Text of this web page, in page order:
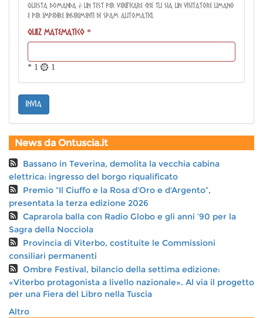
Questa domanda è un test per verificare che tu sia un visitatore umano
e per impedire inserimenti di spam automatici.
Quiz matematico *
* 1 = 1
invia
News da Ontuscia.it
Bassano in Teverina, demolita la vecchia cabina
elettrica: ingresso del borgo riqualificato
Premio “Il Ciuffo e la Rosa d’Oro e d’Argento”,
presentata la terza edizione 2026
Caprarola balla con Radio Globo e gli anni ’90 per la
Sagra della Nocciola
Provincia di Viterbo, costituite le Commissioni
consiliari permanenti
Ombre Festival, bilancio della settima edizione:
«Viterbo protagonista a livello nazionale». Al via il progetto
per una Fiera del Libro nella Tuscia
Altro